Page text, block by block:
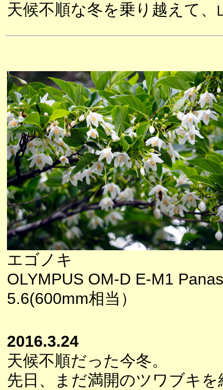
天候不順な冬を乗り越えて
エゴノキ
OLYMPUS OM-D E-M1
5.6(600mm相当）
2016.3.24
天候不順だった今冬。
先日、まだ満開のツワブキ